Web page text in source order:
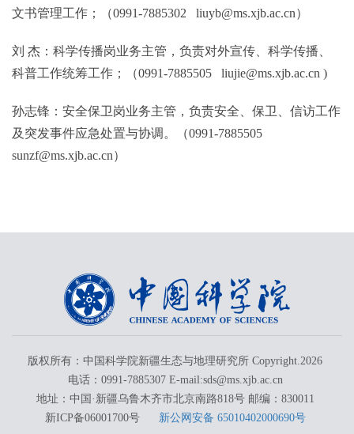
文书管理工作；（0991-7885302 liuyb@ms.xjb.ac.cn）
刘 杰：科学传播岗业务主管，负责对外宣传、科学传播、
科普工作统筹工作；（0991-7885505 liujie@ms.xjb.ac.cn )
孙志锋：安全保卫岗业务主管，负责安全、保卫、信访工作
及突发事件应急处置与协调。（0991-7885505
sunzf@ms.xjb.ac.cn）
版权所有：中国科学院新疆生态与地理研究所 Copyright.2026
电话：0991-7885307 E-mail:sds@ms.xjb.ac.cn
地址：中国·新疆乌鲁木齐市北京南路818号 邮编：830011
新ICP备06001700号 新公网安备 65010402000690号